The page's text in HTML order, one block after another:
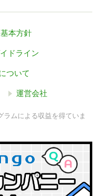
本方針
ドライン
ついて
運営会社
ムによる収益を得ていま